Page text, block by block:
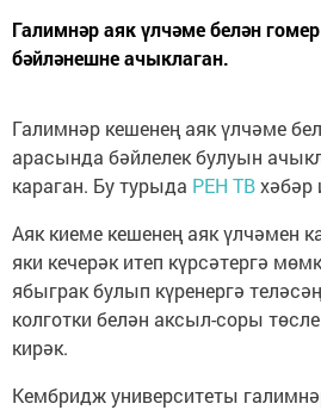
Галимнәр аяк үлчәме белән
бәйләнешне ачыклаган.
Галимнәр кешенең аяк үлчәме
арасында бәйлелек булуын
караган. Бу турыда РЕН ТВхәбәр
Аяк киеме кешенең аяк үлчәмен
яки кечерәк итеп күрсәтергә
ябыграк булып күренергә
колготки белән аксыл-соры
кирәк.
Кембридж университеты